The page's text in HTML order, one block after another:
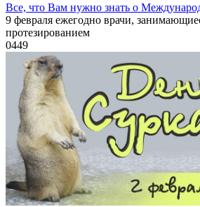
Все, что Вам нужно знать о
9 февраля ежегодно врачи,
протезированием
0449